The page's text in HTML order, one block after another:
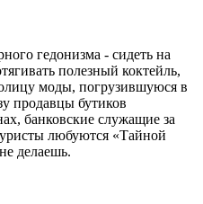
гедонизма - сидеть на
полезный коктейль,
моды, погрузившуюся в
продавцы бутиков
банковские служащие за
любуются «Тайной
делаешь.